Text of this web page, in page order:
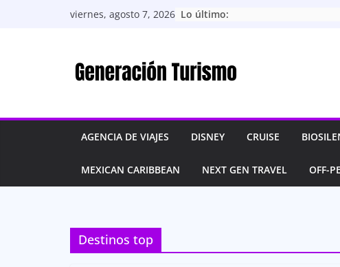
viernes, agosto 7, 2026 Lo último:
AGENCIA DE VIAJES DISNEY CRUISE
MEXICAN CARIBBEAN NEXT GEN TRAVEL OFF-
Destinos top